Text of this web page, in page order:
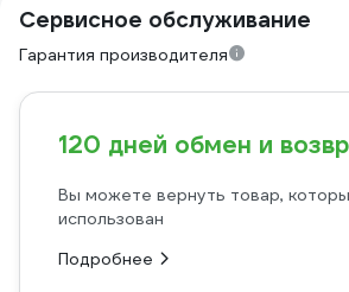
Сервисное обслуживание
Гарантия производителя
120 дней обмен и
Вы можете вернуть товар,
использован
Подробнее